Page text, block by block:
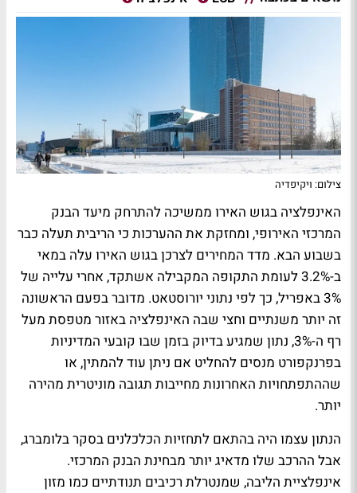
צילום: ויקיפדיה
האינפלציה בגוש האירו ממשיכה להתרחק מיעד הבנק
המרכזי האירופי, ומחזקת את ההערכות כי הריבית תעלה כבר
בשבוע הבא. מדד המחירים לצרכן בגוש האירו עלה במאי
ב-3.2% לעומת התקופה המקבילה אשתקד, אחרי עלייה של
3% באפריל, כך לפי נתוני יורוסטאט. מדובר בפעם הראשונה
זה יותר משנתיים וחצי שבה האינפלציה באזור מטפסת מעל
רף ה-3%, נתון שמגיע בדיוק בזמן שבו קובעי המדיניות
בפרנקפורט מנסים להחליט אם ניתן עוד להמתין, או
שההתפתחויות האחרונות מחייבות תגובה מוניטרית מהירה
יותר.
הנתון עצמו היה בהתאם לתחזיות הכלכלנים בסקר בלומברג,
אבל ההרכב שלו מדאיג יותר מבחינת הבנק המרכזי.
אינפלציית הליבה, שמנטרלת רכיבים תנודתיים כמו מזון